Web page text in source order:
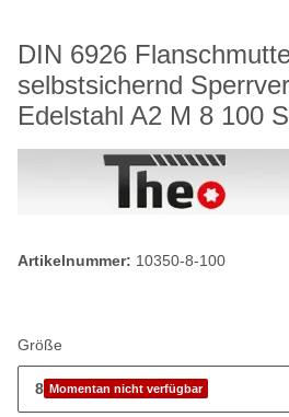
DIN 6926
selbstsichernd
Edelstahl A2 M 8 100
Artikelnummer: 10350-8-100
Größe
8 Momentan nicht verfügbar